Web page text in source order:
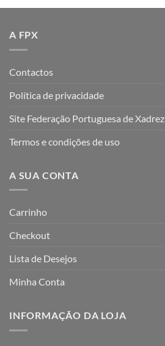
A FPX
Contactos
Política de privacidade
Site Federação Portuguesa de Xadrez
Termos e condições de uso
A SUA CONTA
Carrinho
Checkout
Lista de Desejos
Minha Conta
INFORMAÇÃO DA LOJA